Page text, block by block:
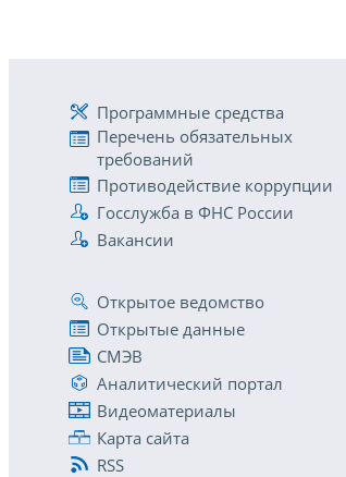
Программные средства
Перечень обязательных
требований
Противодействие коррупции
Госслужба в ФНС России
Вакансии
Открытое ведомство
Открытые данные
СМЭВ
Аналитический портал
Видеоматериалы
Карта сайта
RSS